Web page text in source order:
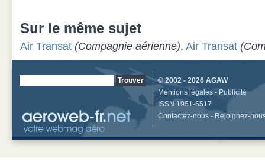
Sur le même sujet
Air Transat (Compagnie aérienne), Air Transat
© 2002 - 2026 AGAW
Mentions légales - Publicité
ISSN 1951-6517
Contactez-nous - Rejoignez-